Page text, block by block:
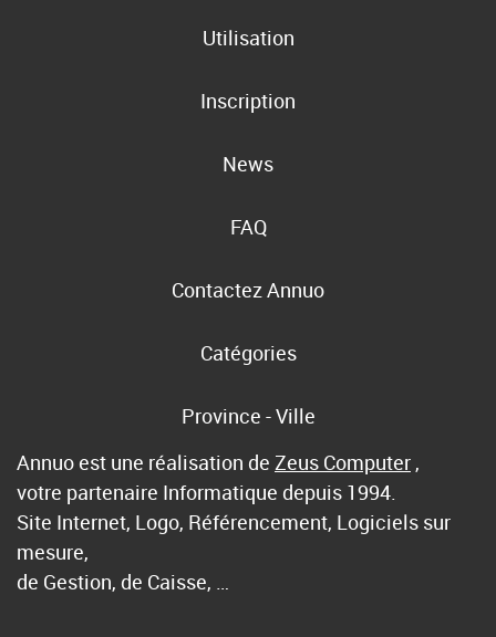
Utilisation
Inscription
News
FAQ
Contactez Annuo
Catégories
Province - Ville
Annuo est une réalisation de Zeus Computer ,
votre partenaire Informatique depuis 1994.
Site Internet, Logo, Référencement, Logiciels sur
mesure,
de Gestion, de Caisse, …